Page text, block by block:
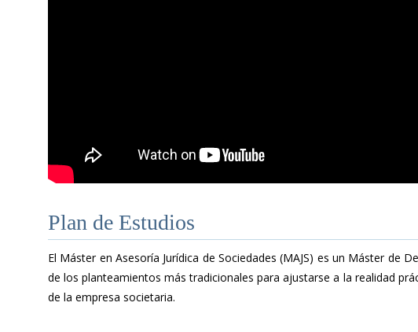
Plan de Estudios
El Máster en Asesoría Jurídica de Sociedades (MAJS) es un Máster
de los planteamientos más tradicionales para ajustarse a la realidad
de la empresa societaria.